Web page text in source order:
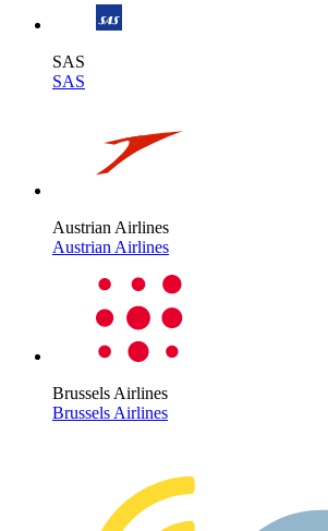
SAS
SAS
Austrian Airlines
Austrian Airlines
Brussels Airlines
Brussels Airlines